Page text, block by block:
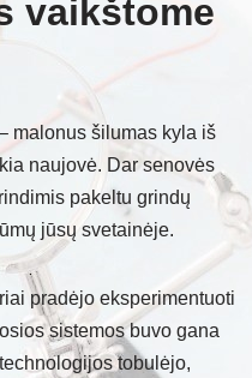
vaikštome
malonus šilumas kyla iš
naujovė. Dar senovės
pakeltu grindų
jūsų svetainėje.
pradėjo eksperimentuoti
sistemos buvo gana
tobulėjo,